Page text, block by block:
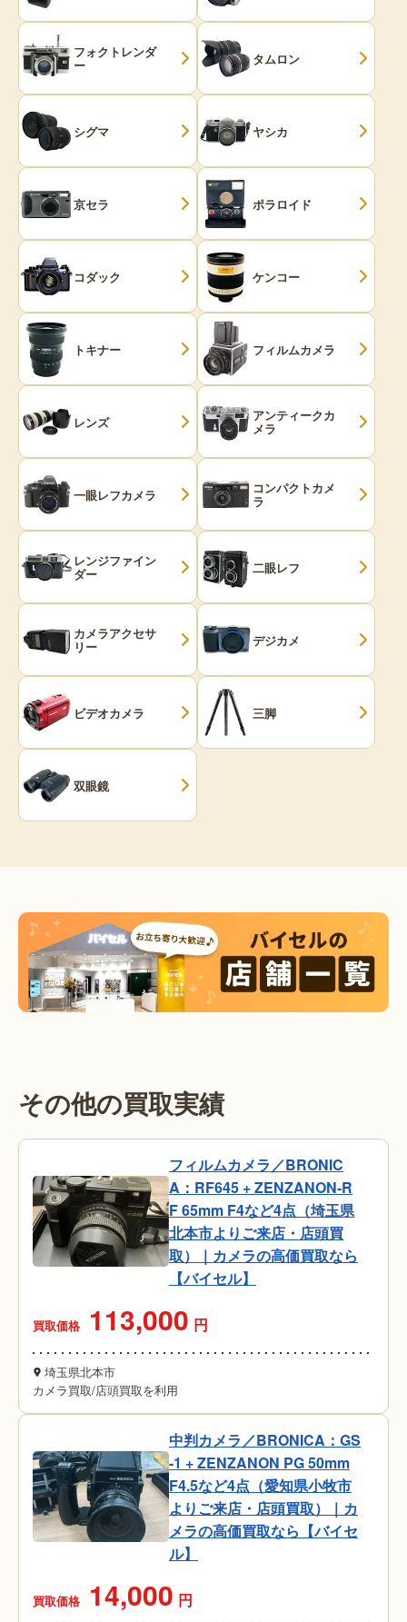
フォクトレンダ
ー タムロン
シグマ ヤシカ
京セラ ポラロイド
コダック ケンコー
トキナー フィルムカメラ
レンズ アンティークカ
メラ
一眼レフカメラ コンパクトカメ
ラ
レンジファイン
ダー 二眼レフ
カメラアクセサ
リー デジカメ
ビデオカメラ 三脚
双眼鏡
その他の買取実績
フィルムカメラ／BRONIC
A：RF645 + ZENZANON-R
F 65mm F4など4点（埼玉県
北本市よりご来店・店頭買
取）｜カメラの高価買取なら
【バイセル】
買取価格 113,000 円
埼玉県北本市
カメラ買取/店頭買取を利用
中判カメラ／BRONICA：GS
-1 + ZENZANON PG 50mm
F4.5など4点（愛知県小牧市
よりご来店・店頭買取）｜カ
メラの高価買取なら【バイセ
ル】
買取価格 14,000 円